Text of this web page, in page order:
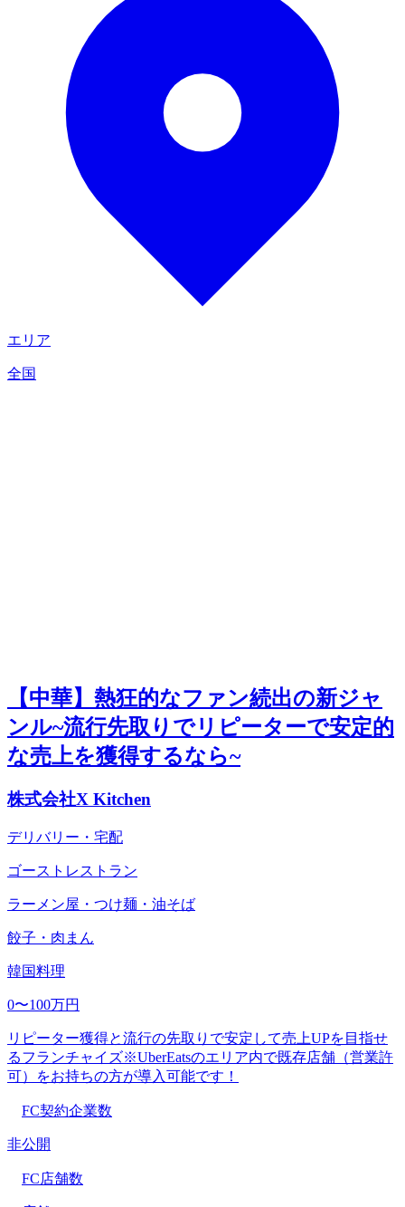
エリア
全国
【中華】熱狂的なファン続出の新ジャ
ンル~流行先取りでリピーターで安定的
な売上を獲得するなら~
株式会社X Kitchen
デリバリー・宅配
ゴーストレストラン
ラーメン屋・つけ麺・油そば
餃子・肉まん
韓国料理
0〜100万円
リピーター獲得と流行の先取りで安定して売上UPを目指せ
るフランチャイズ※UberEatsのエリア内で既存店舗（営業許
可）をお持ちの方が導入可能です！
FC契約企業数
非公開
FC店舗数